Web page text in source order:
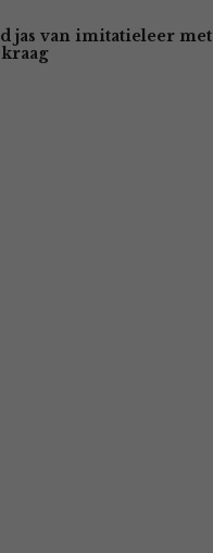
jas van imitatieleer met